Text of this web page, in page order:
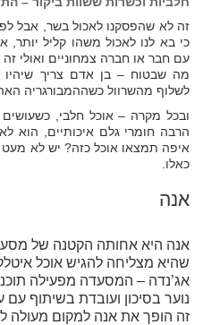
זה לא שהפסקנו לאכול בשר, אבל
כי בא לנו לאכול משהו קליל יותר,
עם חבר או חברה צמחוניים ואולי זה
מה שבטוח – בן אדם צריך שיהיו
לשלוף מהשרוול כשההמבורגריה
ובכל מקרה – אוכל חלבי,
הרבה חומרי גלם איכותיים, הוא
איפה תמצאו אוכל כזה? יש לא
כאלו.
אנה
אנה היא אחותה הקטנה של
שהיא מצליחה להגיש אוכל
אג’נדה – המסעדה מפעילה
נוער בסיכון ועובדת בשיתוף עם
זה הופך את אנה למקום מעולה